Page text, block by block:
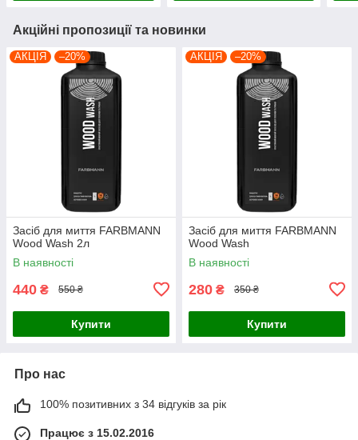
Акційні пропозиції та новинки
АКЦІЯ –20%
Засіб для миття FARBMANN
Wood Wash 2л
В наявності
440 ₴ 550 ₴
Купити
АКЦІЯ –20%
Засіб для миття FARBMANN
Wood Wash
В наявності
280 ₴ 350 ₴
Купити
Про нас
100% позитивних з 34 відгуків за рік
Працює з 15.02.2016